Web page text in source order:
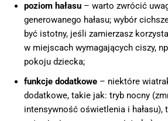
poziom hałasu – warto zwrócić
generowanego hałasu; wybór
być istotny, jeśli zamierzasz
w miejscach wymagających ciszy,
pokoju dziecka;
funkcje dodatkowe – niektóre
dodatkowe, takie jak: tryb nocny
intensywność oświetlenia i